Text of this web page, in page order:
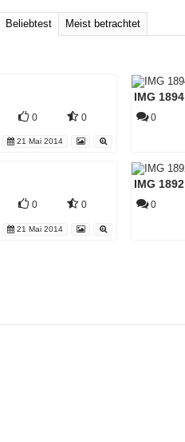
Beliebtest Meist betrachtet
0 0
21 Mai 2014
IMG 1894
0
0 0
21 Mai 2014
IMG 1892
0